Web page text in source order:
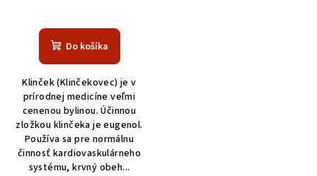
Do košíka
Klinček (Klinčekovec) je v
prírodnej medicíne veľmi
cenenou bylinou. Účinnou
zložkou klinčeka je eugenol.
Používa sa pre normálnu
činnosť kardiovaskulárneho
systému, krvný obeh...